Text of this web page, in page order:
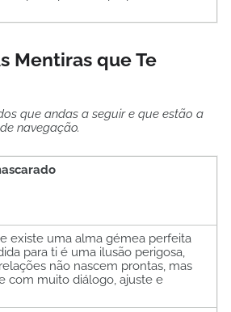
Mentiras que Te
que andas a seguir e que estão a
navegação.
existe uma alma gémea perfeita
para ti é uma ilusão perigosa,
não nascem prontas, mas
com muito diálogo, ajuste e